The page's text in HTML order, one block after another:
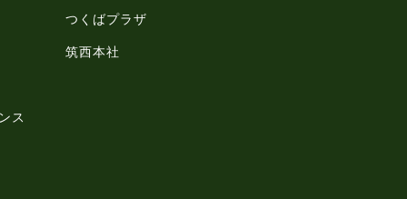
ス
つくばプラザ
筑西本社